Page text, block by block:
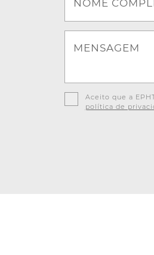
NOME
MENSAGEM
Aceito que a
política de